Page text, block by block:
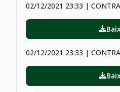
02/12/2021 23:33 |
02/12/2021 23:33 |